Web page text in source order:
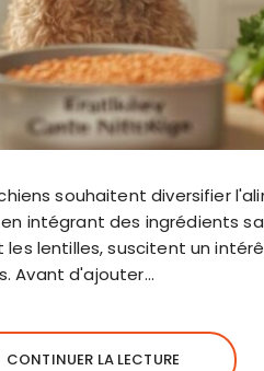
souhaitent diversifier
intégrant des ingrédients
lentilles, suscitent un
Avant d'ajouter…
CONTINUER LA LECTURE